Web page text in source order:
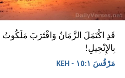
قَدِ اكْتَمَلَ الزَّمَانُ وَاقْتَرَبَ مَلَكُوتُ
بِالإِنْجِيلِ!
مَرْقُسَ ١:‏١٥ - KEH